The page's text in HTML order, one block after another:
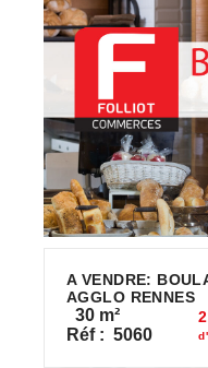
A VENDRE:
AGGLO RENNES
30 m²
Réf : 5060